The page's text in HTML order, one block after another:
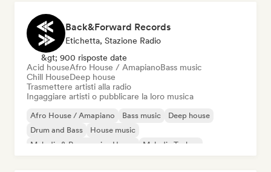
Back&Forward Records
Etichetta, Stazione Radio
&gt; 900 risposte date
Acid houseAfro House / AmapianoBass music
Chill HouseDeep house
Trasmettere artisti alla radio
Ingaggiare artisti o pubblicare la loro musica
Afro House / Amapiano Bass music
Deep house
Drum and Bass
House music
Melodic & Progressive House
Melodic Techno